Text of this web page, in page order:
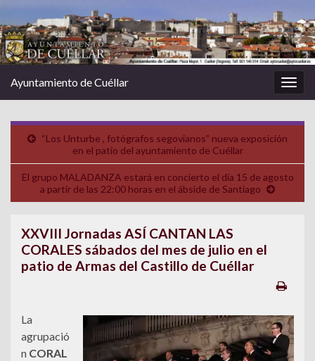
la
Ayuntamiento de Cuéllar
“Los Unturbe , fotógrafos segovianos” nueva exposición
en el patio del ayuntamiento de Cuéllar
El grupo MALADANZA estará en concierto el día 15 de agosto
a partir de las 22:00 horas en el ábside de Santiago
XXVIII Jornadas ASÍ CANTAN LAS
CORALES sábados del mes de julio en el
patio de Armas del Castillo de Cuéllar
La
agrupació
n CORAL